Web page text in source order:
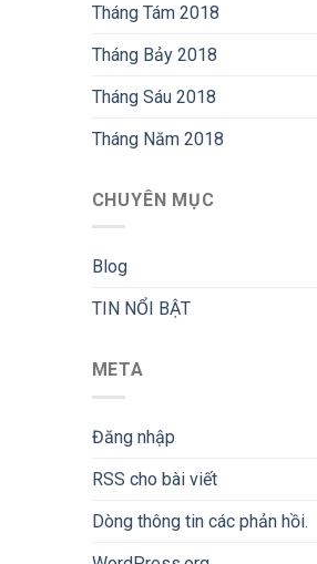
Tháng Tám 2018
Tháng Bảy 2018
Tháng Sáu 2018
Tháng Năm 2018
CHUYÊN MỤC
Blog
TIN NỔI BẬT
META
Đăng nhập
RSS cho bài viết
Dòng thông tincác phản hồi.